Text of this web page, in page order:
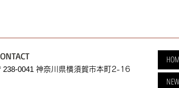
238-0041 神奈川県横須賀市本町2-16